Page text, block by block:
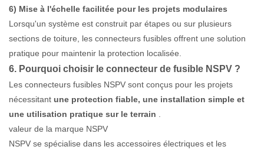
6) Mise à l'échelle facilitée pour les projets modulaires
Lorsqu'un système est construit par étapes ou sur plusieurs
sections de toiture, les connecteurs fusibles offrent une solution
pratique pour maintenir la protection localisée.
6. Pourquoi choisir le connecteur de fusible NSPV ?
Les connecteurs fusibles NSPV sont conçus pour les projets
nécessitant une protection fiable, une installation simple et
une utilisation pratique sur le terrain .
valeur de la marque NSPV
NSPV se spécialise dans les accessoires électriques et les